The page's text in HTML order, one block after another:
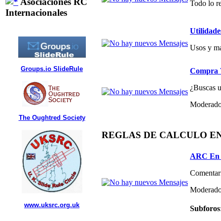
Internacionales
Groups.io SlideRule
The Oughtred Society
www.uksrc.org.uk
Todo lo
Usos y
Compra
¿Buscas
REGLAS DE CALCULO
ARC En
Subforos